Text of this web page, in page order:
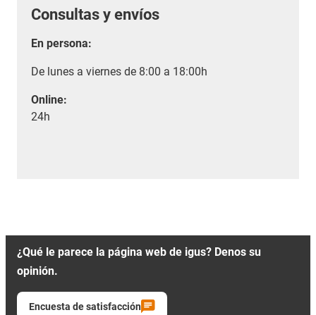
Consultas y envíos
En persona:
De lunes a viernes de 8:00 a 18:00h
Online:
24h
¿Qué le parece la página web de igus? Denos su
opinión.
Encuesta de satisfacción